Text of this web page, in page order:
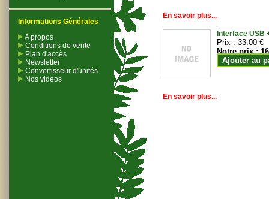
Informations Générales
A propos
Conditions de vente
Plan d'accès
Newsletter
Convertisseur d'unités
Nos vidéos
En savoir plus...
Interface USB
Prix :33.00 €
Notre prix :
Ajouter au
En savoir plus...